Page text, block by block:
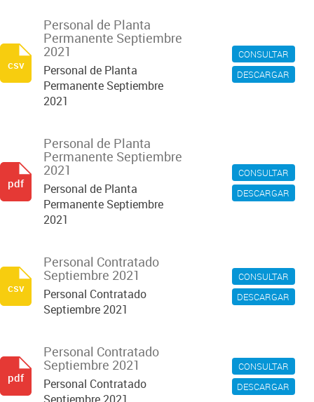
CONSULTAR
DESCARGAR
Personal de Planta
Permanente Septiembre
2021
Personal de Planta
Permanente Septiembre
2021
csv
CONSULTAR
DESCARGAR
Personal de Planta
Permanente Septiembre
2021
Personal de Planta
Permanente Septiembre
2021
pdf
CONSULTAR
DESCARGAR
Personal Contratado
Septiembre 2021
Personal Contratado
Septiembre 2021
csv
CONSULTAR
DESCARGAR
Personal Contratado
Septiembre 2021
Personal Contratado
pdf